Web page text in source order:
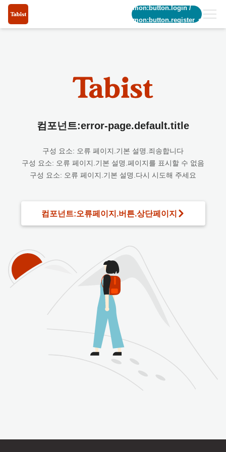
common:button.login/
common:button.register_short
컴포넌트:error-page.default.title
구성 요소: 오류 페이지.기본 설명.죄송합니다
구성 요소: 오류 페이지.기본 설명.페이지를 표시할 수 없음
구성 요소: 오류 페이지.기본 설명.다시 시도해 주세요
컴포넌트:오류페이지.버튼.상단페이지